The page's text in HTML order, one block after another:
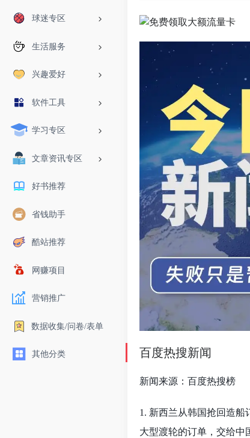
球迷专区
生活服务
兴趣爱好
软件工具
学习专区
文章资讯专区
好书推荐
省钱助手
酷站推荐
网赚项目
营销推广
数据收集/问卷/表单
其他分类 百度热搜新闻
新闻来源：百度热搜榜
1. 新西兰从韩国抢回造船
大型渡轮的订单，交给中